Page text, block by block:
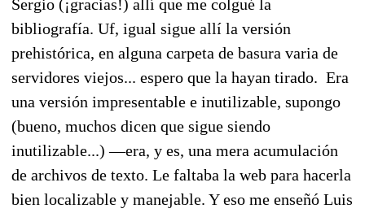
Sergio (¡gracias!) allí que me colgué la
bibliografía. Uf, igual sigue allí la versión
prehistórica, en alguna carpeta de basura varia de
servidores viejos... espero que la hayan tirado. Era
una versión impresentable e inutilizable, supongo
(bueno, muchos dicen que sigue siendo
inutilizable...) —era, y es, una mera acumulación
de archivos de texto. Le faltaba la web para hacerla
bien localizable y manejable. Y eso me enseñó Luis